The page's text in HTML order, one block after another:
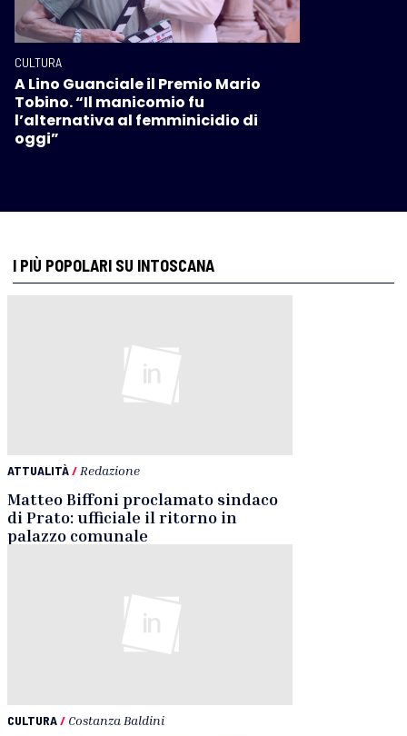
CULTURA
A Lino Guanciale il Premio Mario
Tobino. “Il manicomio fu
l’alternativa al femminicidio di
oggi”
I PIÙ POPOLARI SU INTOSCANA
ATTUALITÀ/ Redazione
Matteo Biffoni proclamato sindaco
di Prato: ufficiale il ritorno in
palazzo comunale
CULTURA/ Costanza Baldini